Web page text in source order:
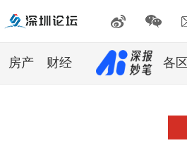
房产 财经 各区